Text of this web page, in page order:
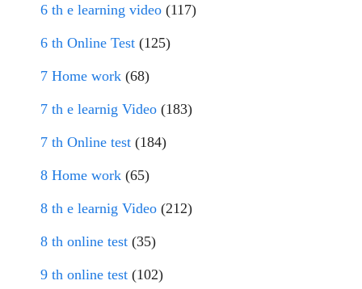
6 th e learning video (117)
6 th Online Test (125)
7 Home work (68)
7 th e learnig Video (183)
7 th Online test (184)
8 Home work (65)
8 th e learnig Video (212)
8 th online test (35)
9 th online test (102)